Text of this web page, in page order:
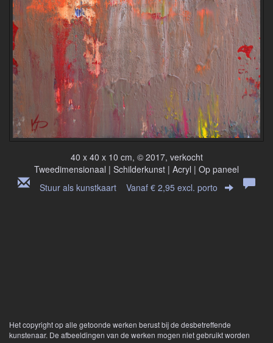
40 x 40 x 10 cm, © 2017, verkocht
Tweedimensionaal | Schilderkunst | Acryl | Op paneel
Stuur als kunstkaart Vanaf € 2,95 excl. porto
Het copyright op alle getoonde werken berust bij de desbetreffende
kunstenaar. De afbeeldingen van de werken mogen niet gebruikt worden